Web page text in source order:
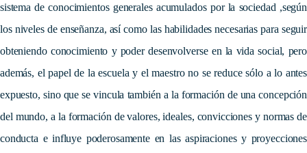
sistema de conocimientos generales acumulados por la sociedad ,según
los niveles de enseñanza, así como las habilidades necesarias para seguir
obteniendo conocimiento y poder desenvolverse en la vida social, pero
además, el papel de la escuela y el maestro no se reduce sólo a lo antes
expuesto, sino que se vincula también a la formación de una concepción
del mundo, a la formación de valores, ideales, convicciones y normas de
conducta e influye poderosamente en las aspiraciones y proyecciones